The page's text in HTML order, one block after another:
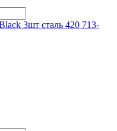
3шт сталь 420 713-